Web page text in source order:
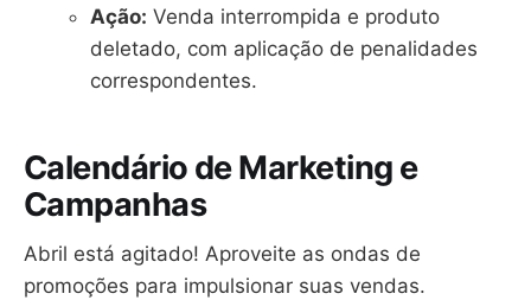
Ação: Venda interrompida e produto
deletado, com aplicação de penalidades
correspondentes.
Calendário de Marketing e
Campanhas
Abril está agitado! Aproveite as ondas de
promoções para impulsionar suas vendas.